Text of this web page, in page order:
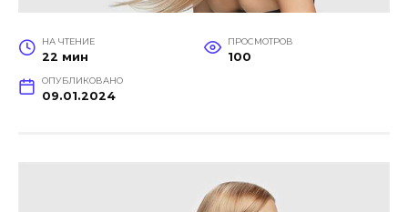
НА ЧТЕНИЕ
22 мин
ПРОСМОТРОВ
100
ОПУБЛИКОВАНО
09.01.2024